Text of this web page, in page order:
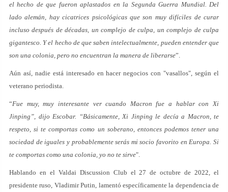
el hecho de que fueron aplastados en la Segunda Guerra Mundial. Del
lado alemán, hay cicatrices psicológicas que son muy difíciles de curar
incluso después de décadas, un complejo de culpa, un complejo de culpa
gigantesco. Y el hecho de que saben intelectualmente, pueden entender que
son una colonia, pero no encuentran la manera de liberarse”.
Aún así, nadie está interesado en hacer negocios con "vasallos", según el
veterano periodista.
“Fue muy, muy interesante ver cuando Macron fue a hablar con Xi
Jinping”, dijo Escobar. “Básicamente, Xi Jinping le decía a Macron, te
respeto, si te comportas como un soberano, entonces podemos tener una
sociedad de iguales y probablemente serás mi socio favorito en Europa. Si
te comportas como una colonia, yo no te sirve".
Hablando en el Valdai Discussion Club el 27 de octubre de 2022, el
presidente ruso, Vladimir Putin, lamentó específicamente la dependencia de